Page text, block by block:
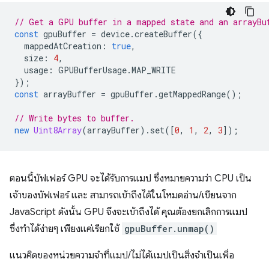
// Get a GPU buffer in a mapped state and an
const gpuBuffer = device.createBuffer({
mappedAtCreation : true,
size : 4,
usage : GPUBufferUsage.MAP_WRITE
});
const arrayBuffer = gpuBuffer .getMappedRange();
// Write bytes to buffer.
new Uint8Array(arrayBuffer). set([0, 1 , 2, 3]);
ตอนนี้บัฟเฟอร์ GPU จะได้รับการแมป ซึ่งหมายความว่า CPU เป็น
เจ้าของบัฟเฟอร์ และ สามารถเข้าถึงได้ในโหมดอ่าน/เขียนจาก
JavaScript ดังนั้น GPU จึงจะเข้าถึงได้ คุณต้องยกเลิกการแมป
ซึ่งทำได้ง่ายๆ เพียงแค่เรียกใช้ gpuBuffer.unmap()
แนวคิดของหน่วยความจำที่แมป/ไม่ได้แมปเป็นสิ่งจำเป็นเพื่อ